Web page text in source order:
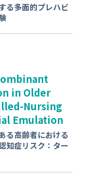
る多面的プレハビ
in Older
Nursing
Emulation
る高齢者における
知症リスク：ター